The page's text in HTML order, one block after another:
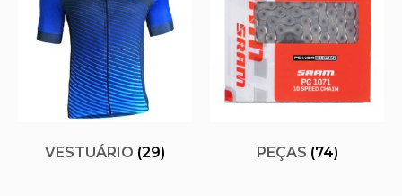
VESTUÁRIO (29) PEÇAS (74)